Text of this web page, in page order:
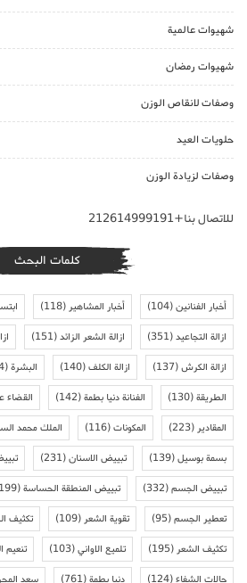
شهيوات عالمية
شهيوات رمضان
وصفات لانقاص الوزن
حلويات العيد
وصفات لزيادة الوزن
للاتصال بنا+212614999191
كلمات البحث
أخبار الفنانين(104) أخبار المشاهير(118)
ازالة التجاعيد(351) ازالة الشعر الزائد(151)
ازالة الكرش(137) ازالة الكلف(140) البشرة(194)
الطريقة(130) الفنانة دنيا بطمة(142)
المقادير(223) المكونات(116) الملك محمد
بسمة بوسيل(139) تبييض الاسنان(231)
تبييض الجسم(332) تبييض المنطقة الحساسة(199)
تعطير الجسم(95) تقوية الشعر(109) تكثيف
تكثيف الشعر(195) تلميع الاواني(103) تنعيم
حالات الشفاء(124) دنيا بطمة(761) سعد